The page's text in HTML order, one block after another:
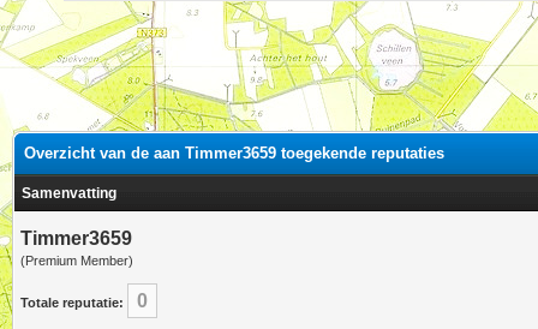
Overzicht van de aan Timmer3659 toegekende reputaties
Samenvatting
Timmer3659
(Premium Member)
Totale reputatie: 0